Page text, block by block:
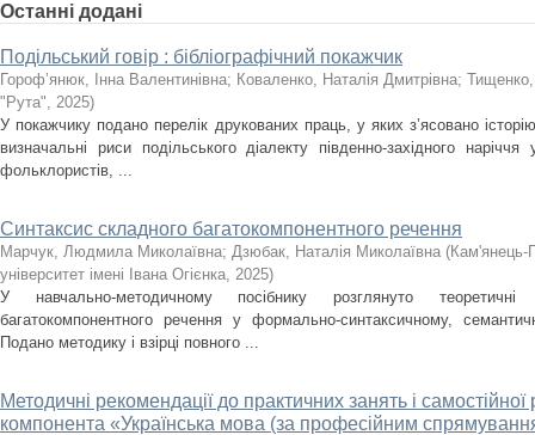
Останні додані
Подільський говір : бібліографічний покажчик
Гороф’янюк, Інна Валентинівна; Коваленко, Наталія Дмитрівна;
"Рута", 2025)
У покажчику подано перелік друкованих праць, у яких з’ясовано
визначальні риси подільського діалекту південно-західного
фольклористів, ...
Синтаксис складного багатокомпонентного речення
Марчук, Людмила Миколаївна; Дзюбак, Наталія Миколаївна (Кам'янець-
університет імені Івана Огієнка, 2025)
У навчально-методичному посібнику розглянуто
багатокомпонентного речення у формально-синтаксичному,
Подано методику і взірці повного ...
Методичні рекомендації до практичних занять і самостійної
компонента «Українська мова (за професійним